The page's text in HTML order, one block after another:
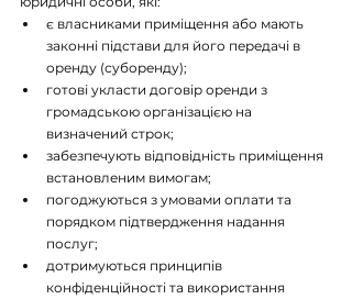
є власниками приміщення або мають
законні підстави для його передачі в
оренду (суборенду);
готові укласти договір оренди з
громадською організацією на
визначений строк;
забезпечують відповідність приміщення
встановленим вимогам;
погоджуються з умовами оплати та
порядком підтвердження надання
послуг;
дотримуються принципів
конфіденційності та використання